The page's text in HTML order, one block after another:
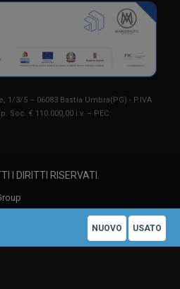
1/3/5 – 06083 Bastia Umbra(PG) - P.IVA
Soc. € 110.000,00 i.v. – PEC:
I DIRITTI RISERVATI.
NUOVO USATO
X
tecnici. Chiudendo questo banner o
acconsenti all'uso di cookie.